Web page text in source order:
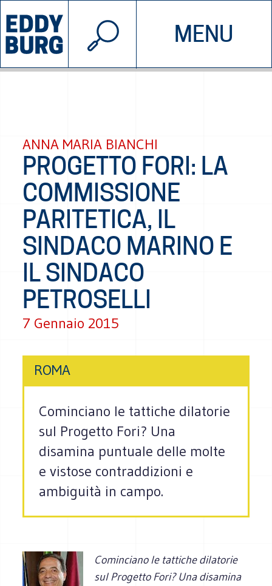
MENU
INIZIATIVE CHI SIAMO
© 2026 EDDYBURG
ANNA MARIA BIANCHI
PROGETTO FORI: LA
COMMISSIONE
PARITETICA, IL
SINDACO MARINO E
IL SINDACO
PETROSELLI
7 Gennaio 2015
ROMA
Cominciano le tattiche dilatorie
sul Progetto Fori? Una
disamina puntuale delle molte
e vistose contraddizioni e
ambiguità in campo.
Cominciano le tattiche dilatorie
sul Progetto Fori? Una disamina